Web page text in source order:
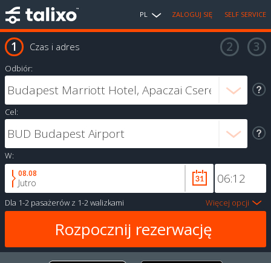
PL ZALOGUJ SIĘ SELF SERVICE
Czas i adres
Odbiór:
Cel:
W:
08.08
Jutro
Dla 1-2 pasażerów z 1-2 walizkami Więcej opcji